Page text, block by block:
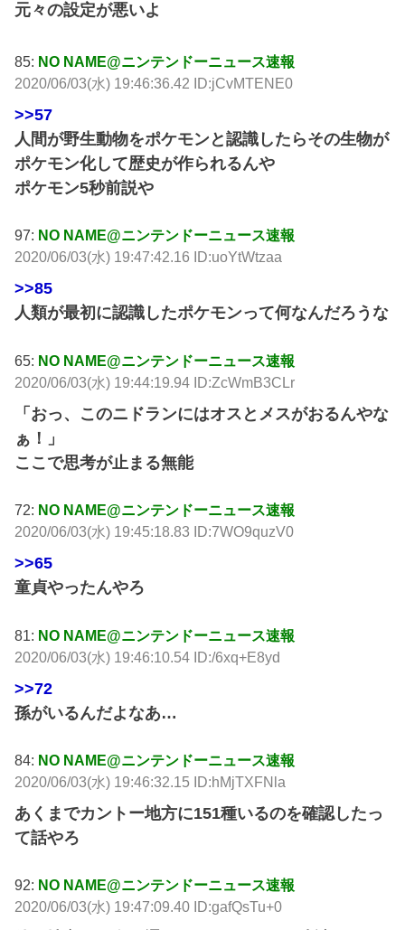
元々の設定が悪いよ
85: NO NAME@ニンテンドーニュース速報
2020/06/03(水) 19:46:36.42 ID:jCvMTENE0
>>57
人間が野生動物をポケモンと認識したらその生物が
ポケモン化して歴史が作られるんや
ポケモン5秒前説や
97: NO NAME@ニンテンドーニュース速報
2020/06/03(水) 19:47:42.16 ID:uoYtWtzaa
>>85
人類が最初に認識したポケモンって何なんだろうな
65: NO NAME@ニンテンドーニュース速報
2020/06/03(水) 19:44:19.94 ID:ZcWmB3CLr
「おっ、このニドランにはオスとメスがおるんやな
ぁ！」
ここで思考が止まる無能
72: NO NAME@ニンテンドーニュース速報
2020/06/03(水) 19:45:18.83 ID:7WO9quzV0
>>65
童貞やったんやろ
81: NO NAME@ニンテンドーニュース速報
2020/06/03(水) 19:46:10.54 ID:/6xq+E8yd
>>72
孫がいるんだよなあ…
84: NO NAME@ニンテンドーニュース速報
2020/06/03(水) 19:46:32.15 ID:hMjTXFNla
あくまでカントー地方に151種いるのを確認したっ
て話やろ
92: NO NAME@ニンテンドーニュース速報
2020/06/03(水) 19:47:09.40 ID:gafQsTu+0